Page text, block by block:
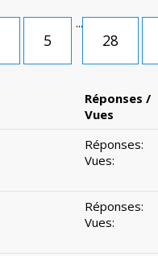
5
...
28
Réponses /
Vues
Réponses:
Vues:
Réponses:
Vues: